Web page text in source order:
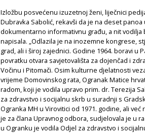
Izložbu posvećenu izuzetnoj ženi, liječnici
Dubravka Sabolić, rekavši da je na deset
dokumentarno informativnu građu, a nit
napisala. „Odlazila je na inozemne kongrese,
grad, ali i široj zajednici. Godine 1964. boravi u
povratku otvara savjetovališta za dojenčad i
Vočinu i Pitomači. Osim kulturne djelatnosti
vrijeme Domovinskog rata, Ogranak Matice
radom, koji je vodila upravo prim. dr. Terezija
za zdravstvo i socijalnu skrb u suradnji s
Ogranka MH u Virovitici od 1971. godine, ali
je za člana Upravnog odbora, sudjelovala je u
u Ogranku je vodila Odjel za zdravstvo i